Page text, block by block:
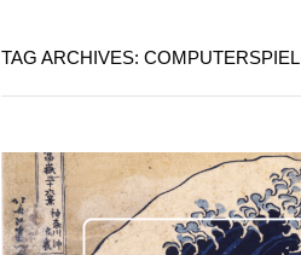
TAG ARCHIVES: COMPUTERSPIEL